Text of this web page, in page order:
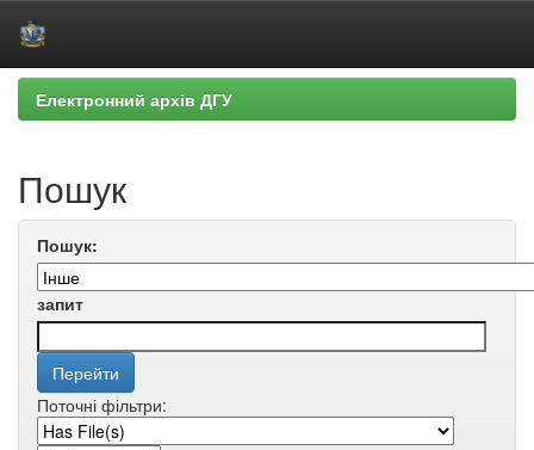
Skip
navigation
Електронний архів ДГУ
Пошук
Пошук:
запит
Поточні фільтри: